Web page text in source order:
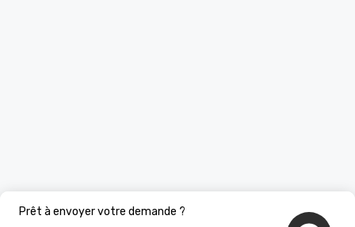
Prêt à envoyer votre demande ?